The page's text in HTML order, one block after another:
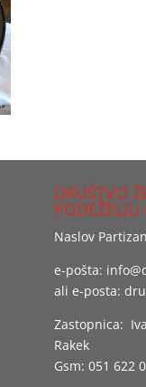
DRUŠTVO
PODEŽELJU
Naslov
e-pošta:
ali e-posta:
Zastopnica:
Rakek
Gsm: 051 622